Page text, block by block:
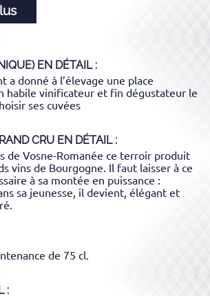
EN DÉTAIL :
a donné à l’élevage une place
habile vinificateur et fin dégustateur le
ses cuvées
CRU EN DÉTAIL :
de Vosne-Romanée ce terroir produit
vins de Bourgogne. Il faut laisser à ce
à sa montée en puissance :
sa jeunesse, il devient, élégant et
de 75 cl.